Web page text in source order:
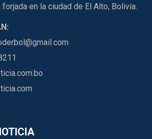
en la ciudad de El Alto, Bolivia.